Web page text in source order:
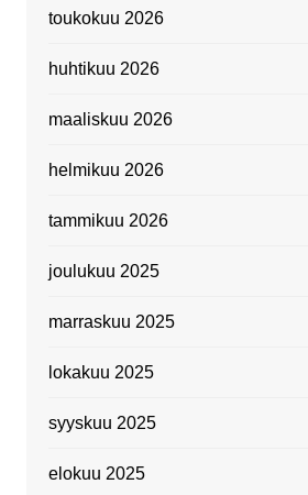
toukokuu 2026
huhtikuu 2026
maaliskuu 2026
helmikuu 2026
tammikuu 2026
joulukuu 2025
marraskuu 2025
lokakuu 2025
syyskuu 2025
elokuu 2025